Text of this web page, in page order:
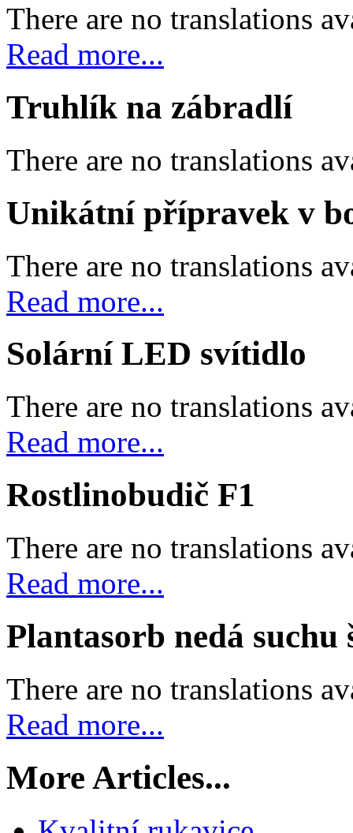
There are no translations
Read more...
Truhlík na zábradlí
There are no translations
Unikátní přípravek v
There are no translations
Read more...
Solární LED svítidlo
There are no translations
Read more...
Rostlinobudič F1
There are no translations
Read more...
Plantasorb nedá suchu
There are no translations
Read more...
More Articles...